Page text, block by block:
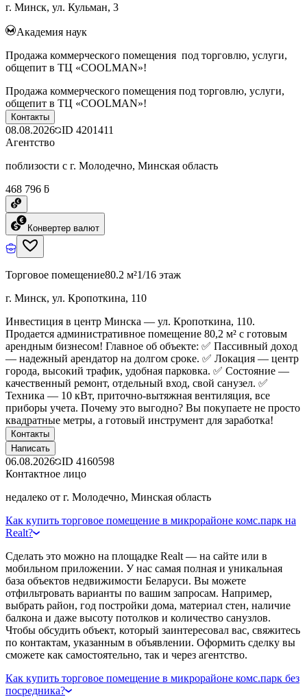
г. Минск, ул. Кульман, 3
Академия наук
Продажа коммерческого помещения под торговлю, услуги,
общепит в ТЦ «COOLMAN»!
Продажа коммерческого помещения под торговлю, услуги,
общепит в ТЦ «COOLMAN»!
Контакты
08.08.2026 ID 4201411
Агентство
поблизости с г. Молодечно, Минская область
468 796 ƃ
Конвертер валют
Торговое помещение80.2 м²1/16 этаж
г. Минск, ул. Кропоткина, 110
Инвестиция в центр Минска — ул. Кропоткина, 110.
Продается административное помещение 80,2 м² с готовым
арендным бизнесом! Главное об объекте: ✅ Пассивный доход
— надежный арендатор на долгом сроке. ✅ Локация — центр
города, высокий трафик, удобная парковка. ✅ Состояние —
качественный ремонт, отдельный вход, свой санузел. ✅
Техника — 10 кВт, приточно-вытяжная вентиляция, все
приборы учета. Почему это выгодно? Вы покупаете не просто
квадратные метры, а готовый инструмент для заработка!
Контакты
Написать
06.08.2026 ID 4160598
Контактное лицо
недалеко от г. Молодечно, Минская область
Как купить торговое помещение в микрорайоне комс.парк на
Realt?
Сделать это можно на площадке Realt — на сайте или в
мобильном приложении. У нас самая полная и уникальная
база объектов недвижимости Беларуси. Вы можете
отфильтровать варианты по вашим запросам. Например,
выбрать район, год постройки дома, материал стен, наличие
балкона и даже высоту потолков и количество санузлов.
Чтобы обсудить объект, который заинтересовал вас, свяжитесь
по контактам, указанным в объявлении. Оформить сделку вы
сможете как самостоятельно, так и через агентство.
Как купить торговое помещение в микрорайоне комс.парк без
посредника?